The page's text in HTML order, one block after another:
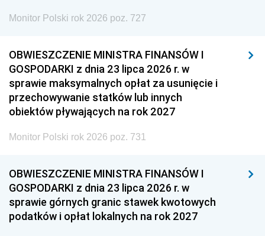
Monitor Polski rok 2026 poz. 727
OBWIESZCZENIE MINISTRA FINANSÓW I
GOSPODARKI z dnia 23 lipca 2026 r. w
sprawie maksymalnych opłat za usunięcie i
przechowywanie statków lub innych
obiektów pływających na rok 2027
Monitor Polski rok 2026 poz. 731
OBWIESZCZENIE MINISTRA FINANSÓW I
GOSPODARKI z dnia 23 lipca 2026 r. w
sprawie górnych granic stawek kwotowych
podatków i opłat lokalnych na rok 2027